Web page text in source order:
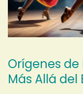
Orígenes
Más Allá